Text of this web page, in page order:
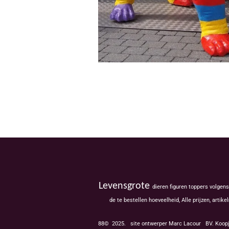
Levensgrote dieren figuren toppers
de te bestellen hoeveelheid, Alle prijzen,
88© 2025. site ontwerper Marc Lacour BV.